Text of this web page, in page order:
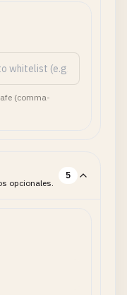
(comma-
opcionales.
5